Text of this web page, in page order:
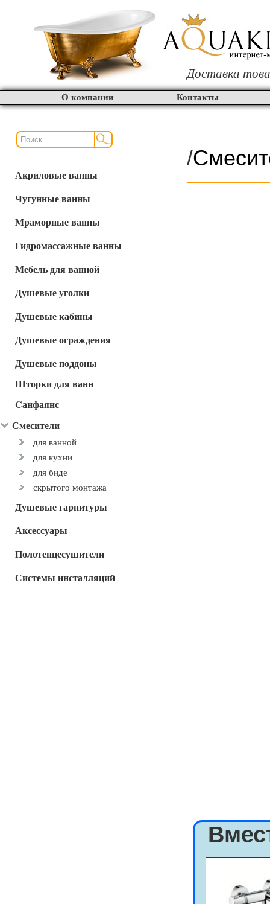
Доставка
О компании Контакты
Акриловые ванны
Чугунные ванны
Мраморные ванны
Гидромассажные ванны
Мебель для ванной
Душевые уголки
Душевые кабины
Душевые ограждения
Душевые поддоны
Шторки для ванн
Cанфаянс
Смесители
для ванной
для кухни
для биде
скрытого монтажа
Душевые гарнитуры
Аксессуары
Полотенцесушители
Системы инсталляций
/